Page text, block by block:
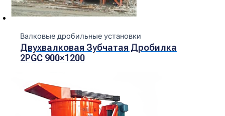
Валковые дробильные установки
Двухвалковая Зубчатая Дробилка
2PGC 900×1200